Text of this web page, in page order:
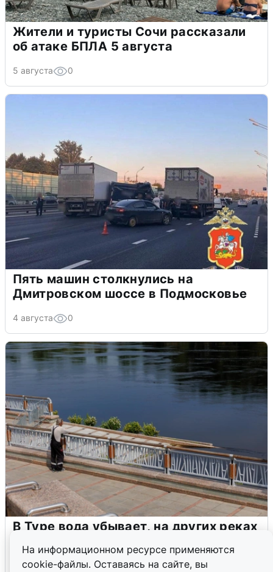
На информационном ресурсе применяются
cookie-файлы. Оставаясь на сайте, вы
Жители и туристы Сочи рассказали
об атаке БПЛА 5 августа
5 августа 0
Пять машин столкнулись на
Дмитровском шоссе в Подмосковье
4 августа 0
В Туре вода убывает, на других реках
4 августа 0